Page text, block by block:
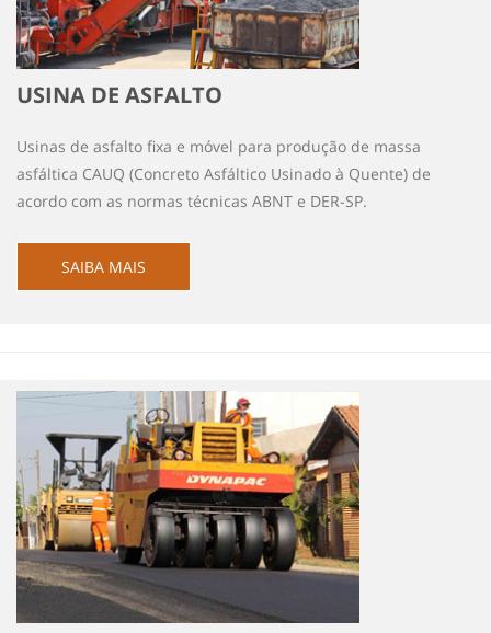
USINA DE ASFALTO
Usinas de asfalto fixa e móvel para produção de massa
asfáltica CAUQ (Concreto Asfáltico Usinado à Quente) de
acordo com as normas técnicas ABNT e DER-SP.
SAIBA MAIS